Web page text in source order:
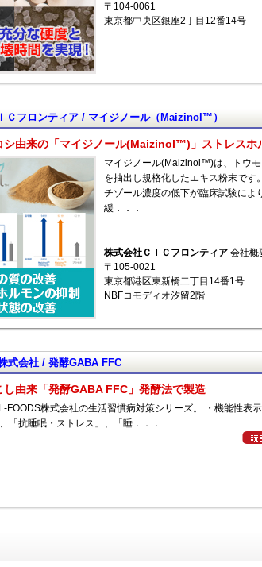
〒104-0061
東京都中央区銀座2丁目12番14号
Ｃフロンティア / マイジノール（Maizinol™）
シ由来の「マイジノール(Maizinol™)」ストレスホ
マイジノール(Maizinol™)は、トウ
を抽出し規格化したエキス粉末で
チゾール濃度の低下が臨床試験によ
緩．．．
株式会社ＣＩＣフロンティア 会社概
〒105-0021
東京都港区東新橋二丁目14番1号
NBFコモディオ汐留2階
式会社 / 発酵GABA FFC
し由来「発酵GABA FFC」発酵法で製造
FOODS株式会社の生活習慣病対策シリーズ。 ・機能性表
「抗睡眠・ストレス」、「睡．．．